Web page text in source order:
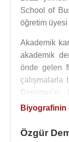
School of
öğretim
Akademik
akademik
önde gelen
tarafından
unvanı
Biyografinin
Özgür